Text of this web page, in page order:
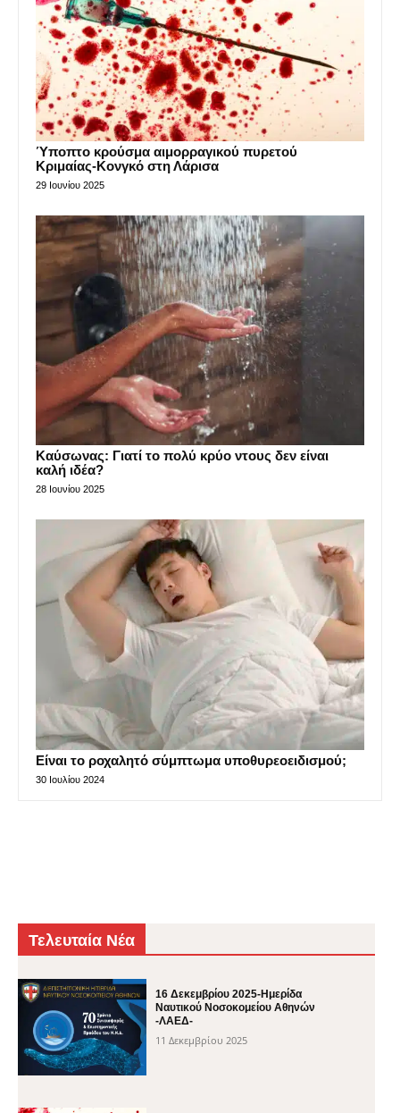
Ύποπτο κρούσμα αιμορραγικού πυρετού
Κριμαίας-Κονγκό στη Λάρισα
29 Ιουνίου 2025
Καύσωνας: Γιατί το πολύ κρύο ντους δεν είναι
καλή ιδέα?
28 Ιουνίου 2025
Είναι το ροχαλητό σύμπτωμα υποθυρεοειδισμού;
30 Ιουλίου 2024
Τελευταία Νέα
16 Δεκεμβρίου 2025-Ημερίδα
Ναυτικού Νοσοκομείου Αθηνών
-ΛΑΕΔ-
11 Δεκεμβρίου 2025